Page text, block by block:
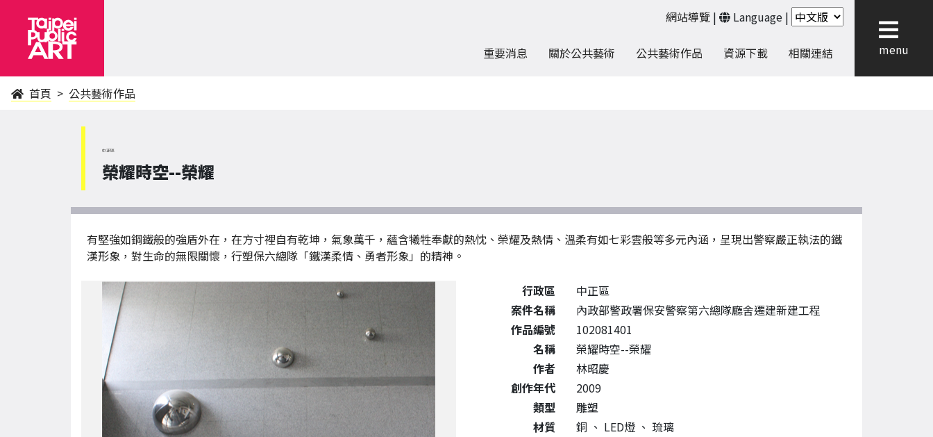
網站導覽 | Language |
重要消息 關於公共藝術 公共藝術作品 資源下載 相關連結 menu
首頁 公共藝術作品
中正區
榮耀時空--榮耀
有堅強如鋼鐵般的強盾外在，在方寸裡自有乾坤，氣象萬千，蘊含犧牲奉獻的熱忱、榮耀及熱情、溫柔有如七彩雲般等多元內涵，呈現出警察嚴正執法的鐵
漢形象，對生命的無限關懷，行塑保六總隊「鐵漢柔情、勇者形象」的精神。
公共藝術作品詳細資料
行政區
中正區
案件名稱
內政部警政署保安警察第六總隊廳舍遷建新建工程
作品編號
102081401
名稱
榮耀時空--榮耀
作者
林昭慶
創作年代
2009
類型
雕塑
材質
銅 、 LED燈 、 琉璃